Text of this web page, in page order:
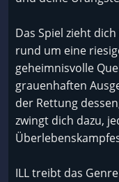
Das Spiel zieht
rund um eine
geheimnisvolle
grauenhaften
der Rettung
zwingt dich dazu,
ILL treibt das